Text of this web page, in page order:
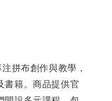
拼布創作與教學，
書籍。商品提供官